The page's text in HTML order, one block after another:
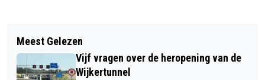
NIEUWE UNIFORMEN VOOR
MEDEWERKERS DIERENAMBULANCE
KENNEMERLAND EN VELSEN
‘LAATSTE DEUNTJE’ KERMIS
HEEMSKERK DREUNT NOG EVEN NA
Meest Gelezen
Vijf vragen over de heropening van de
Wijkertunnel